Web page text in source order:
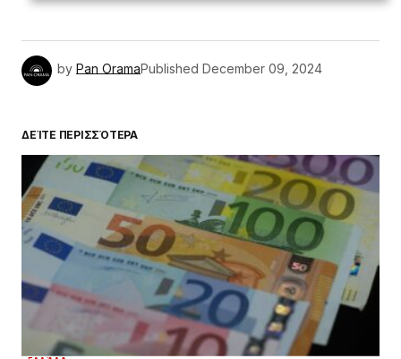
by Pan OramaPublished December 09, 2024
ΔΕΊΤΕ ΠΕΡΙΣΣΌΤΕΡΑ